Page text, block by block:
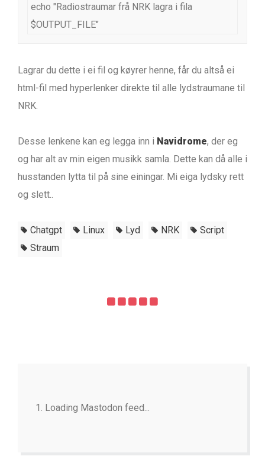
echo "Radiostraumar frå NRK lagra i fila
$OUTPUT_FILE"
Lagrar du dette i ei fil og køyrer henne, får du altså ei
html-fil med hyperlenker direkte til alle lydstraumane til
NRK.
Desse lenkene kan eg legga inn i Navidrome, der eg
og har alt av min eigen musikk samla. Dette kan då alle i
husstanden lytta til på sine einingar. Mi eiga lydsky rett
og slett..
Chatgpt Linux Lyd NRK
Script
Straum
Loading Mastodon feed...